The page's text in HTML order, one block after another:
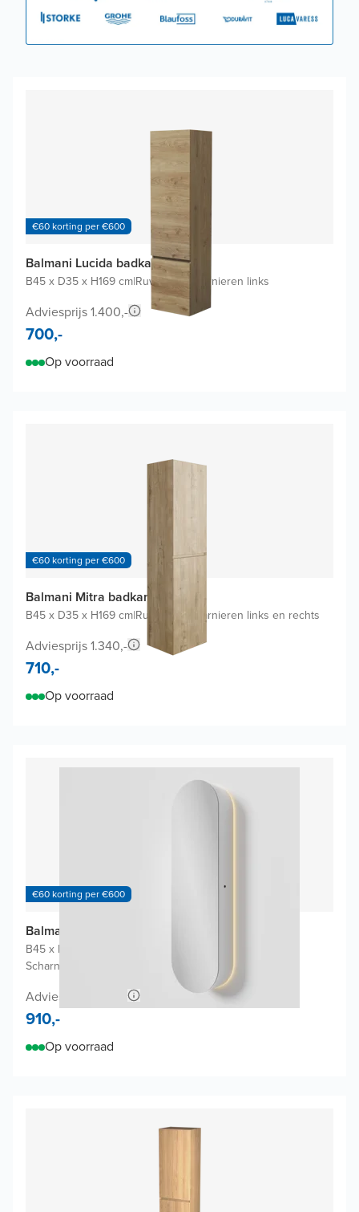
€60 korting per €600
Balmani Lucida badkamerkast
B45 x D35 x H169 cm|Ruwe eik|Scharnieren links
Adviesprijs 1.400,-
700,-
Op voorraad
€60 korting per €600
Balmani Mitra badkamerkast
B45 x D35 x H169 cm|Ruwe eik Scharnieren links en rechts
Adviesprijs 1.340,-
710,-
Op voorraad
€60 korting per €600
Balmani Mara badkamerkast
B45 x D22 x H160 cm
Scharnieren links of rechts mogelijk
Adviesprijs 1.980,-
910,-
Op voorraad